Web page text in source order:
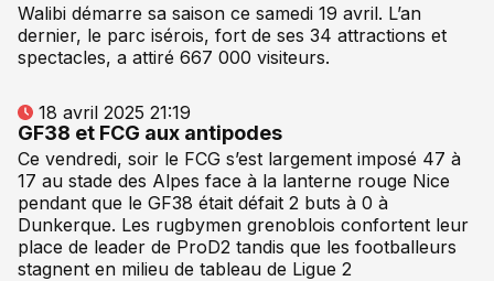
Walibi démarre sa saison ce samedi 19 avril. L’an
dernier, le parc isérois, fort de ses 34 attractions et
spectacles, a attiré 667 000 visiteurs.
18 avril 2025 21:19
GF38 et FCG aux antipodes
Ce vendredi, soir le FCG s’est largement imposé 47 à
17 au stade des Alpes face à la lanterne rouge Nice
pendant que le GF38 était défait 2 buts à 0 à
Dunkerque. Les rugbymen grenoblois confortent leur
place de leader de ProD2 tandis que les footballeurs
stagnent en milieu de tableau de Ligue 2